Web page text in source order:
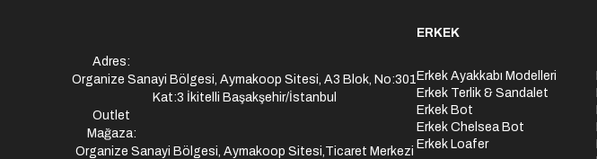
Adres:
Organize Sanayi Bölgesi, Aymakoop Sitesi, A3 Blok, No:301
Kat:3 İkitelli Başakşehir/İstanbul
Outlet
Mağaza:
Organize Sanayi Bölgesi, Aymakoop Sitesi,Ticaret Merkezi
ERKEK
Erkek Ayakkabı Modelleri
Erkek Terlik & Sandalet
Erkek Bot
Erkek Chelsea Bot
Erkek Loafer